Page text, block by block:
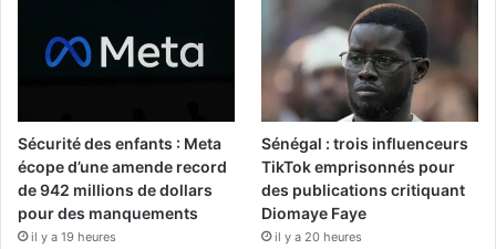
Sécurité des enfants : Meta
écope d’une amende record
de 942 millions de dollars
pour des manquements
il y a 19 heures
Sénégal : trois influenceurs
TikTok emprisonnés pour
des publications critiquant
Diomaye Faye
il y a 20 heures